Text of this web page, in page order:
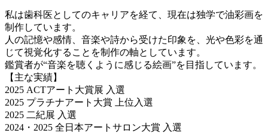
私は歯科医としてのキャリアを経て、現在は独学で油彩画を
制作しています。
人の記憶や感情、音楽や詩から受けた印象を、光や色彩を通
じて視覚化することを制作の軸としています。
鑑賞者が“音楽を聴くように感じる絵画”を目指しています。
【主な実績】
2025 ACTアート大賞展 入選
2025 プラチナアート大賞 上位入選
2025 二紀展 入選
2024・2025 全日本アートサロン大賞 入選